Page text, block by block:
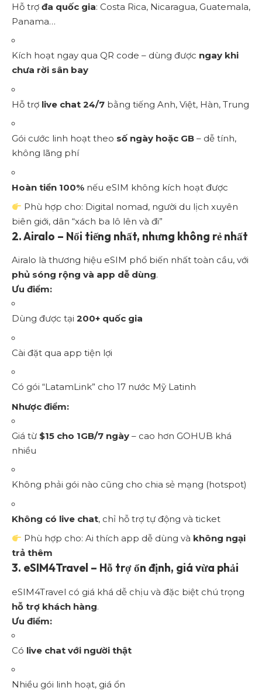
Hỗ trợ đa quốc gia: Costa Rica, Nicaragua, Guatemala,
Panama…
Kích hoạt ngay qua QR code – dùng được ngay khi
chưa rời sân bay
Hỗ trợ live chat 24/7 bằng tiếng Anh, Việt, Hàn, Trung
Gói cước linh hoạt theo số ngày hoặc GB – dễ tính,
không lãng phí
Hoàn tiền 100% nếu eSIM không kích hoạt được
Phù hợp cho: Digital nomad, người du lịch xuyên
biên giới, dân “xách ba lô lên và đi”
2.Airalo – Nổi tiếng nhất, nhưng không rẻ nhất
Airalo là thương hiệu eSIM phổ biến nhất toàn cầu, với
phủ sóng rộng và app dễ dùng.
Ưu điểm:
Dùng được tại 200+ quốc gia
Cài đặt qua app tiện lợi
Có gói “LatamLink” cho 17 nước Mỹ Latinh
Nhược điểm:
Giá từ $15 cho 1GB/7 ngày – cao hơn GOHUB khá
nhiều
Không phải gói nào cũng cho chia sẻ mạng (hotspot)
Không có live chat, chỉ hỗ trợ tự động và ticket
Phù hợp cho: Ai thích app dễ dùng và không ngại
trả thêm
3. eSIM4Travel – Hỗ trợ ổn định, giá vừa phải
eSIM4Travel có giá khá dễ chịu và đặc biệt chú trọng
hỗ trợ khách hàng.
Ưu điểm:
Có live chat với người thật
Nhiều gói linh hoạt, giá ổn